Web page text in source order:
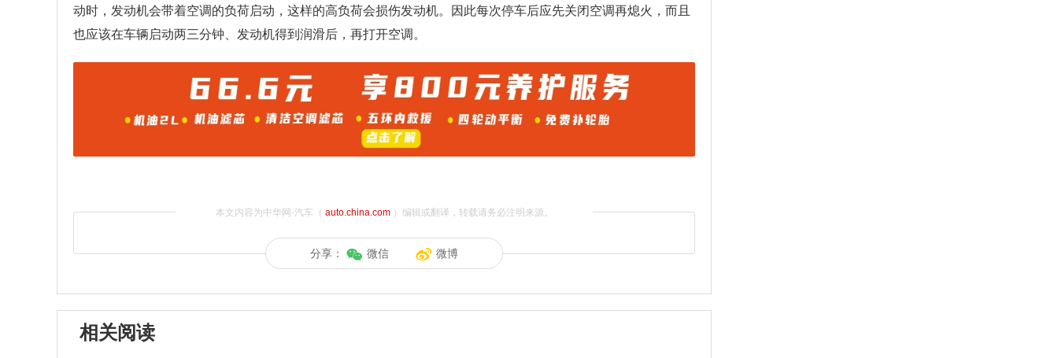
动时，发动机会带着空调的负荷启动，这样的高负荷会损伤发动机。因此每次停车后应先关闭空调再熄火，而且
也应该在车辆启动两三分钟、发动机得到润滑后，再打开空调。
本文内容为中华网·汽车（ auto.china.com）编辑或翻译，转载请务必注明来源。
分享： 微信 微博
相关阅读